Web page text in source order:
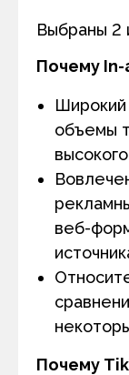
Выбраны 2
Почему In-
объемы
веб-
Почему